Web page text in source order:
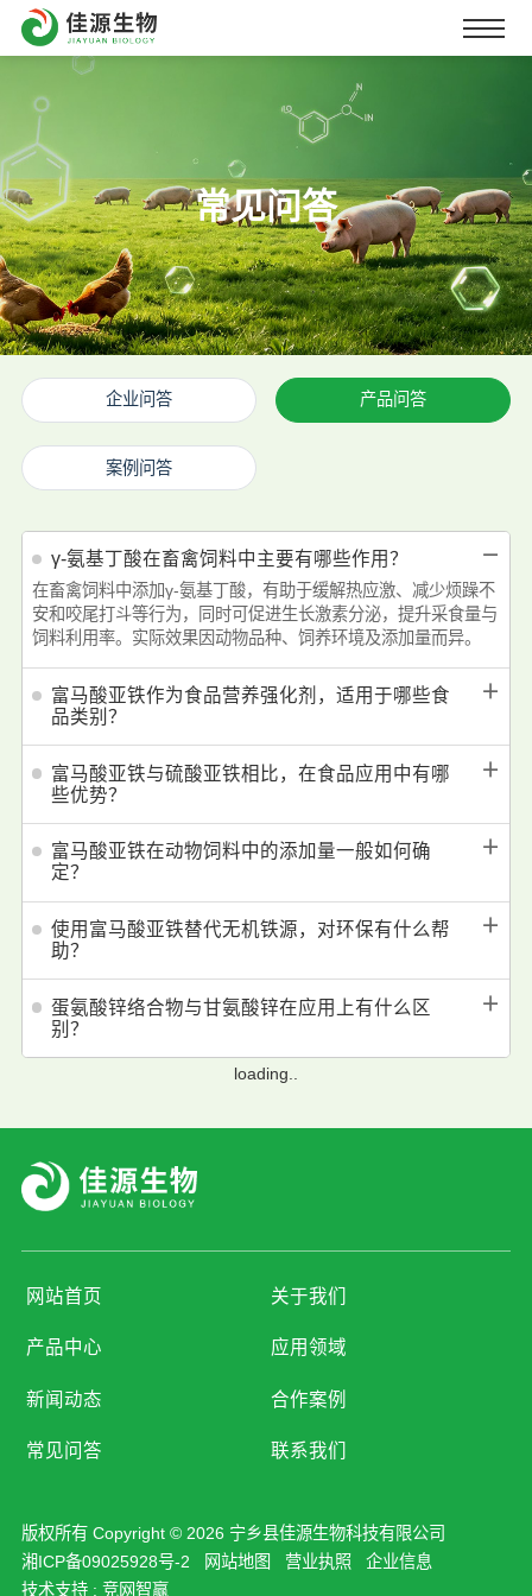
常见问答
企业问答 产品问答
案例问答
γ-氨基丁酸在畜禽饲料中主要有哪些作用？ －
在畜禽饲料中添加γ-氨基丁酸，有助于缓解热应激、减少烦躁不
安和咬尾打斗等行为，同时可促进生长激素分泌，提升采食量与
饲料利用率。实际效果因动物品种、饲养环境及添加量而异。
富马酸亚铁作为食品营养强化剂，适用于哪些食
品类别？
＋
富马酸亚铁与硫酸亚铁相比，在食品应用中有哪
些优势？
＋
富马酸亚铁在动物饲料中的添加量一般如何确
定？
＋
使用富马酸亚铁替代无机铁源，对环保有什么帮
助？
＋
蛋氨酸锌络合物与甘氨酸锌在应用上有什么区
别？
＋
loading..
网站首页 关于我们
产品中心 应用领域
新闻动态 合作案例
常见问答 联系我们
版权所有 Copyright © 2026 宁乡县佳源生物科技有限公司
湘ICP备09025928号-2
网站地图 营业执照
企业信息
技术支持 : 竞网智赢